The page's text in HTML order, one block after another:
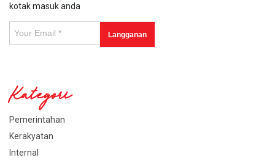
kotak masuk anda
Kategori
Pemerintahan
Kerakyatan
Internal